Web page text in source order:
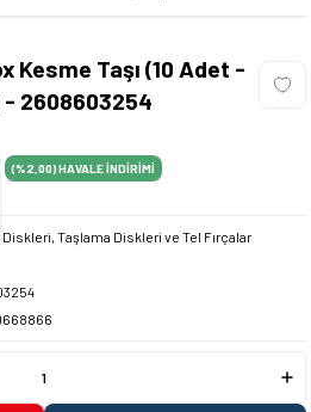
Kesme Taşı (10 Adet -
2608603254
(%2,00)HAVALE İNDİRİMİ
Taşlama Diskleri ve Tel Fırçalar